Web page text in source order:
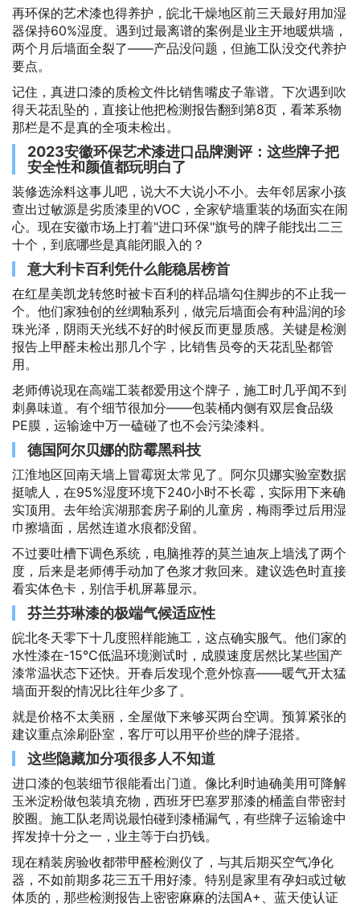
再环保的艺术漆也得养护，皖北干燥地区前三天最好用加湿
器保持60%湿度。遇到过最离谱的案例是业主开地暖烘墙，
两个月后墙面全裂了——产品没问题，但施工队没交代养护
要点。
记住，真进口漆的质检文件比销售嘴皮子靠谱。下次遇到吹
得天花乱坠的，直接让他把检测报告翻到第8页，看苯系物
那栏是不是真的全项未检出。
2023安徽环保艺术漆进口品牌测评：这些牌子把
安全性和颜值都玩明白了
装修选涂料这事儿吧，说大不大说小不小。去年邻居家小孩
查出过敏源是劣质漆里的VOC，全家铲墙重装的场面实在闹
心。现在安徽市场上打着"进口环保"旗号的牌子能找出二三
十个，到底哪些是真能闭眼入的？
意大利卡百利凭什么能稳居榜首
在红星美凯龙转悠时被卡百利的样品墙勾住脚步的不止我一
个。他们家独创的丝绸釉系列，做完后墙面会有种温润的珍
珠光泽，阴雨天光线不好的时候反而更显质感。关键是检测
报告上甲醛未检出那几个字，比销售员夸的天花乱坠都管
用。
老师傅说现在高端工装都爱用这个牌子，施工时几乎闻不到
刺鼻味道。有个细节很加分——包装桶内侧有双层食品级
PE膜，运输途中万一磕碰了也不会污染漆料。
德国阿尔贝娜的防霉黑科技
江淮地区回南天墙上冒霉斑太常见了。阿尔贝娜实验室数据
挺唬人，在95%湿度环境下240小时不长霉，实际用下来确
实顶用。去年给滨湖那套房子刷的儿童房，梅雨季过后用湿
巾擦墙面，居然连道水痕都没留。
不过要吐槽下调色系统，电脑推荐的莫兰迪灰上墙浅了两个
度，后来是老师傅手动加了色浆才救回来。建议选色时直接
看实体色卡，别信手机屏幕显示。
芬兰芬琳漆的极端气候适应性
皖北冬天零下十几度照样能施工，这点确实服气。他们家的
水性漆在-15℃低温环境测试时，成膜速度居然比某些国产
漆常温状态下还快。开春后发现个意外惊喜——暖气开太猛
墙面开裂的情况比往年少多了。
就是价格不太美丽，全屋做下来够买两台空调。预算紧张的
建议重点涂刷卧室，客厅可以用平价些的牌子混搭。
这些隐藏加分项很多人不知道
进口漆的包装细节很能看出门道。像比利时迪确美用可降解
玉米淀粉做包装填充物，西班牙巴塞罗那漆的桶盖自带密封
胶圈。施工队老周说最怕碰到漆桶漏气，有些牌子运输途中
挥发掉十分之一，业主等于白扔钱。
现在精装房验收都带甲醛检测仪了，与其后期买空气净化
器，不如前期多花三五千用好漆。特别是家里有孕妇或过敏
体质的，那些检测报告上密密麻麻的法国A+、蓝天使认证